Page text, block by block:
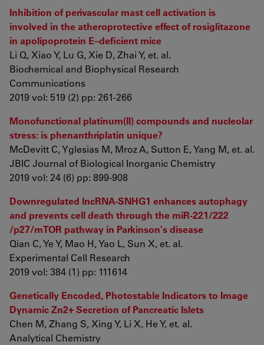
Inhibition of perivascular mast cell activation is
involved in the atheroprotective effect of rosiglitazone
in apolipoprotein E–deficient mice
Li Q, Xiao Y, Lu G, Xie D, Zhai Y, et. al.
Biochemical and Biophysical Research
Communications
2019 vol: 519 (2) pp: 261-266
Monofunctional platinum(II) compounds and nucleolar
stress: is phenanthriplatin unique?
McDevitt C, Yglesias M, Mroz A, Sutton E, Yang M, et. al.
JBIC Journal of Biological Inorganic Chemistry
2019 vol: 24 (6) pp: 899-908
Downregulated lncRNA-SNHG1 enhances autophagy
and prevents cell death through the miR-221/222
/p27/mTOR pathway in Parkinson's disease
Qian C, Ye Y, Mao H, Yao L, Sun X, et. al.
Experimental Cell Research
2019 vol: 384 (1) pp: 111614
Genetically Encoded, Photostable Indicators to Image
Dynamic Zn2+ Secretion of Pancreatic Islets
Chen M, Zhang S, Xing Y, Li X, He Y, et. al.
Analytical Chemistry